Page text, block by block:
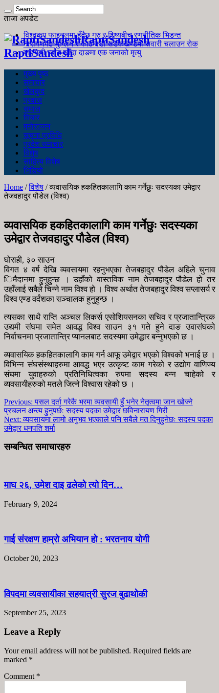
ताजा अपडेट
विश्वकप फाइनलमा हुँदैछ गुरु र शिष्यबीच रणनीतिक भिडन्त
नारायणगढ-मुग्लिन र काठमाडौं सडकखण्डमा सवारी चलाउन रोक
जङ्गली च्याउ खाँदा दाङमा एक जनाको मृत्यु
RaptiSandesh
RaptiSandesh
मुख्य पृष्ठ
समाचार
खेलकुद
प्रवास
समाज
विचार
मनोरञ्जन
सूचना प्रविधि
प्रदेश समाचार
विशेष
साहित्य विशेष
भिडियो
Home /विशेष /व्यवासयिक हकहितकालागि काम गर्नेछुः सदस्यका उमेद्वार
तेजवहादुर पौडेल (विश्व)
व्यवासयिक हकहितकालागि काम गर्नेछुः सदस्यका
उमेद्वार तेजवहादुर पौडेल (विश्व)
घोराही, ३० साउन
विगत ४ वर्ष देखि व्यवसायमा रहनुभएका तेजबहादुर पौडेल अहिले चुनाव
िमैदानमा हुनुहुन्छ । उहाँको वास्तविक नाम तेजबहादुर पौडेल हो तर
उहाँलाई सबैले चिन्ने नाम विश्व हो । विश्व अर्थात तेजबहादुर विश्व सप्लासर्य र
विश्व एण्ड वर्दंशका सञ्चालक हुनुहुन्छ ।
त्यसका साथै राप्ति अञ्चल लिकर्स एसोशियसनका सचिव र प्रजातान्त्रिक
उद्यमी संघमा समेत आवद्ध विश्व साउन ३१ गते हुने दाङ उवासंघको
निर्वाचनमा प्रजातान्त्रि प्यानलबाट सदस्यमा उमेद्धार बन्नुभएको छ ।
व्यवासयिक हकहितकालागि काम गर्न आफू उमेद्वार भएको विश्वको भनाई छ ।
विभिन्न संघसंस्थाहरुमा आवद्ध भएर उत्कृष्ट काम गरेको र उद्योग वाणिज्य
संघमा युवाहरुको प्रतिनिधित्वका रुपमा सदस्य बन्न चाहेको र
व्यवसायीहरुको मतले जित्ने विश्वास रहेको छ ।
Previous: पसल दर्ता गरेकै भरमा व्यवसायी हुँ भनेर नेतृत्वमा जान खोज्ने
प्रचलन अन्त्य हुनुपर्छः सदस्य पदका उमेद्वार छविनारायण गिरी
Next: व्यवसायमा लामो अनुभव भएकाले पनि सबैले मत दिनुहुनेछः सदस्य पदका
उमेद्वार धनपति शर्मा
सम्बन्धित समाचारहरु
माघ २६, उमेश दाइ ढलेको त्यो दिन…
February 9, 2024
गाई संरक्षण हाम्रो अभियान हो : भरतनाय योगी
October 20, 2023
विपदमा व्यवसायीका सहयात्री सुरज बुढाथोकी
September 25, 2023
Leave a Reply
Your email address will not be published. Required fields are
marked *
Comment *